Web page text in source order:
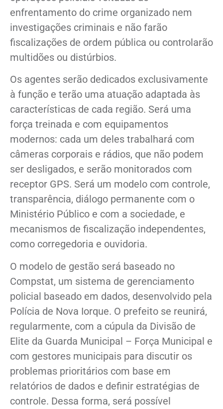
enfrentamento do crime organizado nem
investigações criminais e não farão
fiscalizações de ordem pública ou controlarão
multidões ou distúrbios.
Os agentes serão dedicados exclusivamente
à função e terão uma atuação adaptada às
características de cada região. Será uma
força treinada e com equipamentos
modernos: cada um deles trabalhará com
câmeras corporais e rádios, que não podem
ser desligados, e serão monitorados com
receptor GPS. Será um modelo com controle,
transparência, diálogo permanente com o
Ministério Público e com a sociedade, e
mecanismos de fiscalização independentes,
como corregedoria e ouvidoria.
O modelo de gestão será baseado no
Compstat, um sistema de gerenciamento
policial baseado em dados, desenvolvido pela
Polícia de Nova Iorque. O prefeito se reunirá,
regularmente, com a cúpula da Divisão de
Elite da Guarda Municipal – Força Municipal e
com gestores municipais para discutir os
problemas prioritários com base em
relatórios de dados e definir estratégias de
controle. Dessa forma, será possível